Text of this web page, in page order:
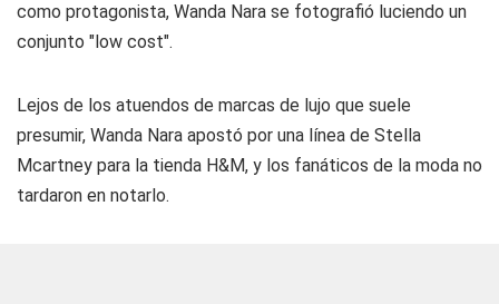
como protagonista, Wanda Nara se fotografió luciendo un
conjunto "low cost".
Lejos de los atuendos de marcas de lujo que suele
presumir, Wanda Nara apostó por una línea de Stella
Mcartney para la tienda H&M, y los fanáticos de la moda no
tardaron en notarlo.